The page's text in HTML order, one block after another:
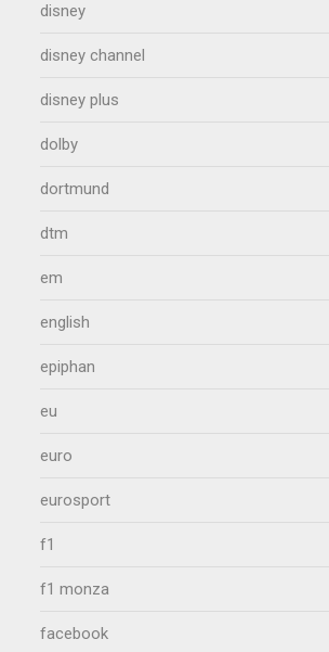
disney
disney channel
disney plus
dolby
dortmund
dtm
em
english
epiphan
eu
euro
eurosport
f1
f1 monza
facebook